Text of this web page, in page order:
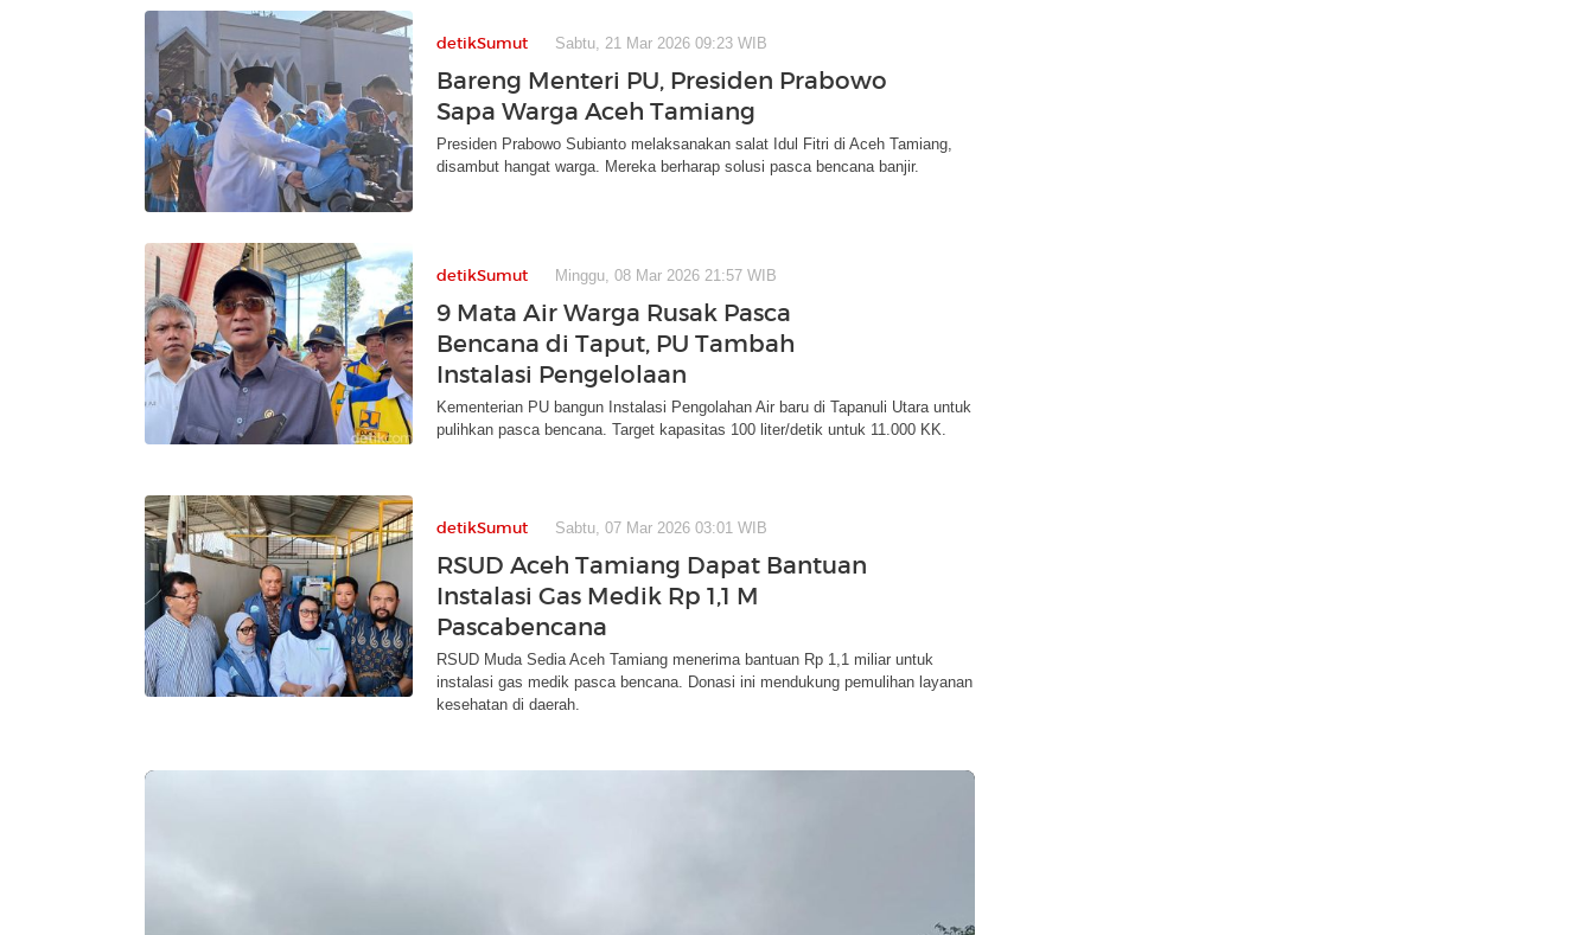
detikSumut Sabtu, 21 Mar 2026 09:23 WIB
Bareng Menteri PU, Presiden Prabowo
Sapa Warga Aceh Tamiang
Presiden Prabowo Subianto melaksanakan salat Idul Fitri di Aceh Tamiang,
disambut hangat warga. Mereka berharap solusi pasca bencana banjir.
detikSumut Minggu, 08 Mar 2026 21:57 WIB
9 Mata Air Warga Rusak Pasca
Bencana di Taput, PU Tambah
Instalasi Pengelolaan
Kementerian PU bangun Instalasi Pengolahan Air baru di Tapanuli Utara untuk
pulihkan pasca bencana. Target kapasitas 100 liter/detik untuk 11.000 KK.
detikSumut Sabtu, 07 Mar 2026 03:01 WIB
RSUD Aceh Tamiang Dapat Bantuan
Instalasi Gas Medik Rp 1,1 M
Pascabencana
RSUD Muda Sedia Aceh Tamiang menerima bantuan Rp 1,1 miliar untuk
instalasi gas medik pasca bencana. Donasi ini mendukung pemulihan layanan
kesehatan di daerah.